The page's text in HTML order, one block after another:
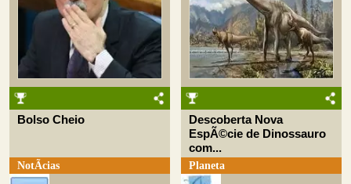
Bolso Cheio
NotÃ­cias
Descoberta Nova
EspÃ©cie de Dinossauro
com...
Planeta